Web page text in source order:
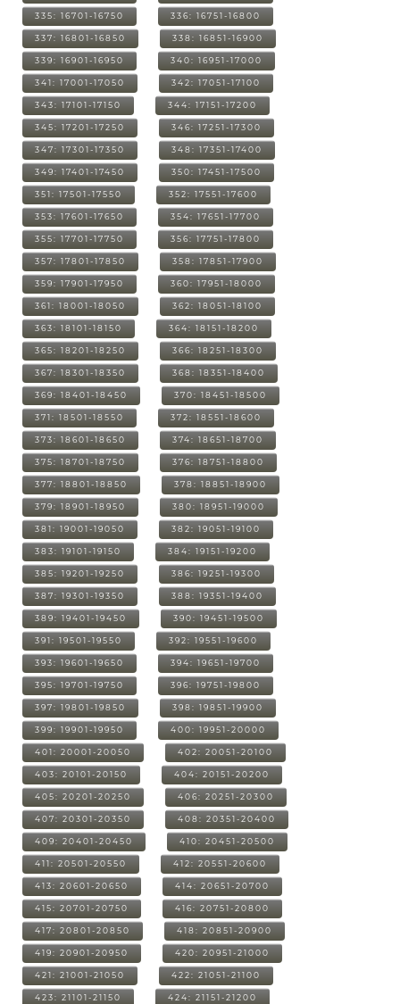
335: 16701-16750 336: 16751-16800
337: 16801-16850 338: 16851-16900
339: 16901-16950 340: 16951-17000
341: 17001-17050 342: 17051-17100
343: 17101-17150 344: 17151-17200
345: 17201-17250 346: 17251-17300
347: 17301-17350 348: 17351-17400
349: 17401-17450 350: 17451-17500
351: 17501-17550 352: 17551-17600
353: 17601-17650 354: 17651-17700
355: 17701-17750 356: 17751-17800
357: 17801-17850 358: 17851-17900
359: 17901-17950 360: 17951-18000
361: 18001-18050 362: 18051-18100
363: 18101-18150 364: 18151-18200
365: 18201-18250 366: 18251-18300
367: 18301-18350 368: 18351-18400
369: 18401-18450 370: 18451-18500
371: 18501-18550 372: 18551-18600
373: 18601-18650 374: 18651-18700
375: 18701-18750 376: 18751-18800
377: 18801-18850 378: 18851-18900
379: 18901-18950 380: 18951-19000
381: 19001-19050 382: 19051-19100
383: 19101-19150 384: 19151-19200
385: 19201-19250 386: 19251-19300
387: 19301-19350 388: 19351-19400
389: 19401-19450 390: 19451-19500
391: 19501-19550 392: 19551-19600
393: 19601-19650 394: 19651-19700
395: 19701-19750 396: 19751-19800
397: 19801-19850 398: 19851-19900
399: 19901-19950 400: 19951-20000
401: 20001-20050 402: 20051-20100
403: 20101-20150 404: 20151-20200
405: 20201-20250 406: 20251-20300
407: 20301-20350 408: 20351-20400
409: 20401-20450 410: 20451-20500
411: 20501-20550 412: 20551-20600
413: 20601-20650 414: 20651-20700
415: 20701-20750 416: 20751-20800
417: 20801-20850 418: 20851-20900
419: 20901-20950 420: 20951-21000
421: 21001-21050 422: 21051-21100
423: 21101-21150 424: 21151-21200